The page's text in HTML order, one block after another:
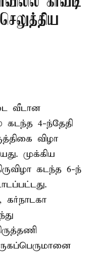
வீடான
கடந்த 4-ந்தேதி
விழா
முக்கிய
கடந்த 6-ந்
கர்நாடகா